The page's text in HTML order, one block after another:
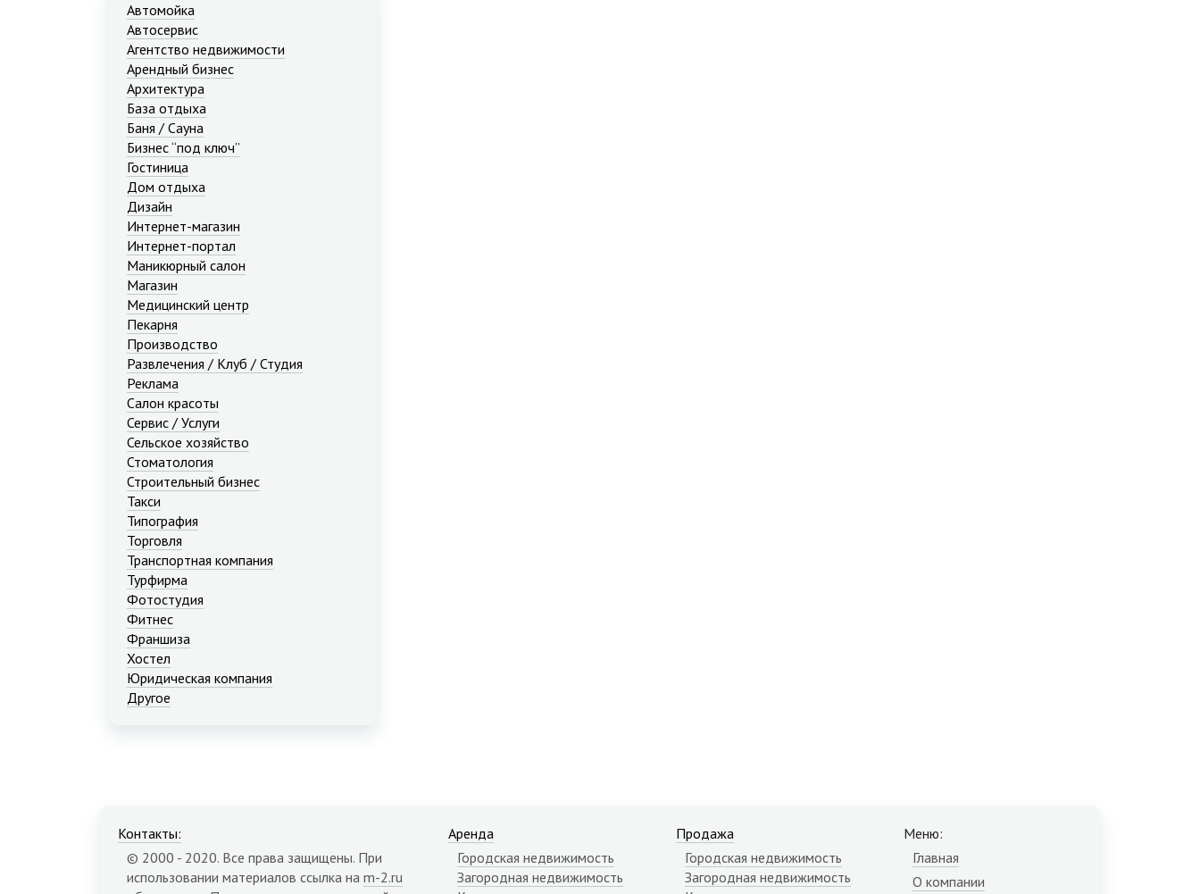
Автомойка
Автосервис
Агентство недвижимости
Арендный бизнес
Архитектура
База отдыха
Баня / Сауна
Бизнес “под ключ”
Гостиница
Дом отдыха
Дизайн
Интернет-магазин
Интернет-портал
Маникюрный салон
Магазин
Медицинский центр
Пекарня
Производство
Развлечения / Клуб / Студия
Реклама
Салон красоты
Сервис / Услуги
Сельское хозяйство
Стоматология
Строительный бизнес
Такси
Типография
Торговля
Транспортная компания
Турфирма
Фотостудия
Фитнес
Франшиза
Хостел
Юридическая компания
Другое
Контакты:
© 2000 - 2020. Все права защищены. При
использовании материалов ссылка на m-2.ru
Аренда
Городская недвижимость
Загородная недвижимость
Продажа
Городская недвижимость
Загородная недвижимость
Меню:
Главная
О компании